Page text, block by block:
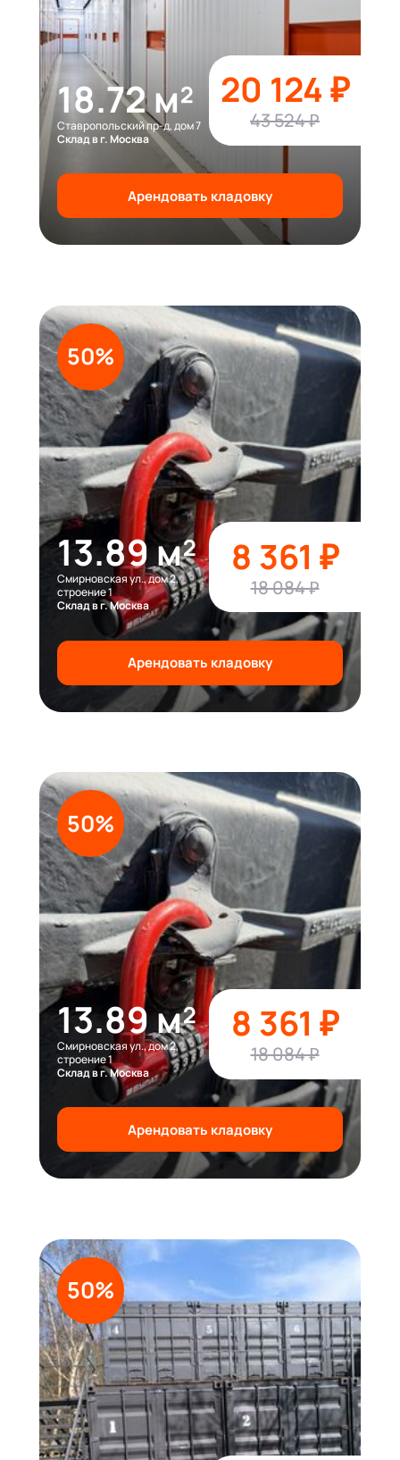
18.72 м²
Ставропольский пр-д, дом 7
Склад в г. Москва
20 124 ₽
43 524 ₽
Арендовать кладовку
50%
13.89 м²
Смирновская ул., дом 2,
строение 1
Склад в г. Москва
8 361 ₽
18 084 ₽
Арендовать кладовку
50%
13.89 м²
Смирновская ул., дом 2,
строение 1
Склад в г. Москва
8 361 ₽
18 084 ₽
Арендовать кладовку
50%